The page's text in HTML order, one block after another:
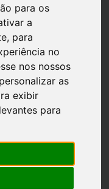
para os
a
, para
no
nos nossos
as
exibir
para